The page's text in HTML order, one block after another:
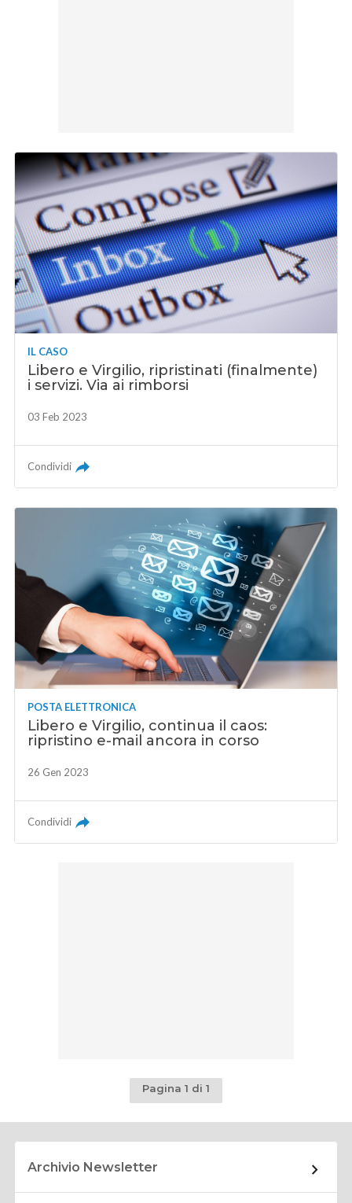
IL CASO
Libero e Virgilio, ripristinati (finalmente)
i servizi. Via ai rimborsi
03 Feb 2023
Condividi
POSTA ELETTRONICA
Libero e Virgilio, continua il caos:
ripristino e-mail ancora in corso
26 Gen 2023
Condividi
Pagina 1 di 1
Archivio Newsletter